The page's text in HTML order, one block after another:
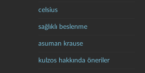
celsius
sağlıklı beslenme
asuman krause
kulzos hakkında öneriler